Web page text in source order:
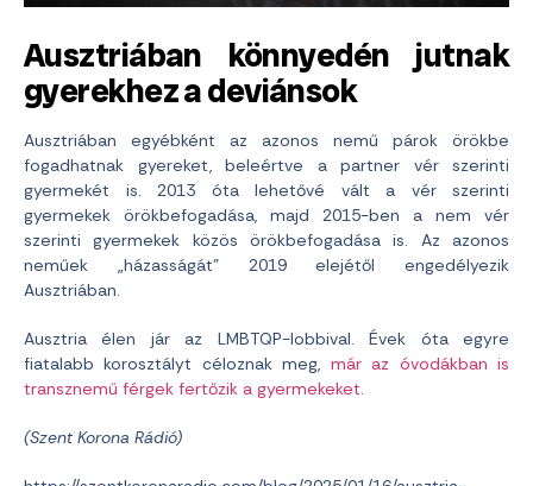
Ausztriában könnyedén jutnak
gyerekhez a deviánsok
Ausztriában egyébként az azonos nemű párok örökbe
fogadhatnak gyereket, beleértve a partner vér szerinti
gyermekét is. 2013 óta lehetővé vált a vér szerinti
gyermekek örökbefogadása, majd 2015-ben a nem vér
szerinti gyermekek közös örökbefogadása is. Az azonos
neműek „házasságát” 2019 elejétől engedélyezik
Ausztriában.
Ausztria élen jár az LMBTQP-lobbival. Évek óta egyre
fiatalabb korosztályt céloznak meg, már az óvodákban is
transznemű férgek fertőzik a gyermekeket.
(Szent Korona Rádió)